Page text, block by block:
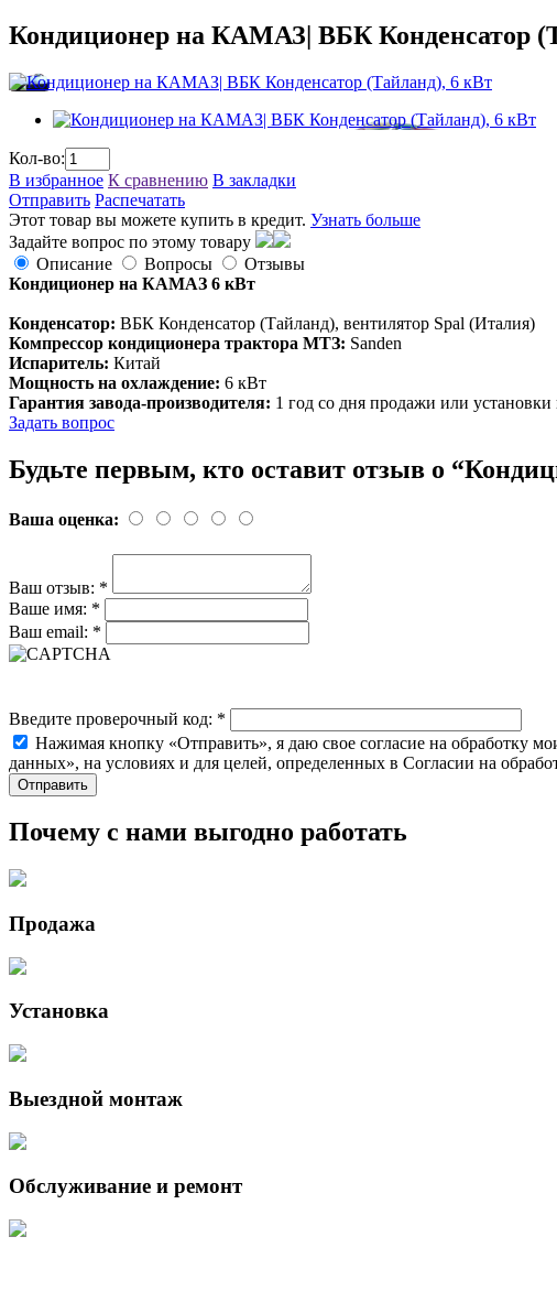
Кондиционер на КАМАЗ| ВБК Конденсатор
Кол-во:
В избранное К сравнению В закладки
Отправить Распечатать
Этот товар вы можете купить в кредит. Узнать больше
Задайте вопрос по этому товару
Описание
Вопросы
Отзывы
Кондиционер на КАМАЗ 6 кВт
Конденсатор: ВБК Конденсатор (Тайланд), вентилятор Spal (Италия)
Компрессор кондиционера трактора МТЗ: Sanden
Испаритель: Китай
Мощность на охлаждение: 6 кВт
Гарантия завода-производителя: 1 год со дня продажи или
Задать вопрос
Будьте первым, кто оставит отзыв о
Ваша оценка:
Ваш отзыв: *
Ваше имя: *
Ваш email: *
Введите проверочный код: *
Нажимая кнопку «Отправить», я даю свое согласие на обработку
данных», на условиях и для целей, определенных в Согласии на
Почему с нами выгодно работать
Продажа
Установка
Выездной монтаж
Обслуживание и ремонт